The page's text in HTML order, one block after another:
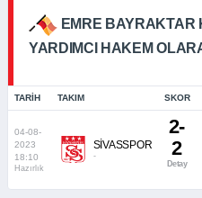
EMRE BAYRAKTAR
YARDIMCI HAKEM
TARIH TAKIM SKOR
04-08-
2023
18:10
Hazırlık
SİVASSPOR
-
2-
2
Detay